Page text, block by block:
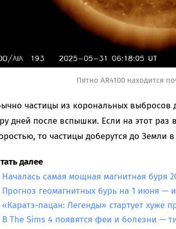
Пятно AR4100 находится
частицы из корональных выбросов
дней после вспышки. Если на этот раз
то частицы доберутся до Земли
далее
Началась самая мощная магнитная буря
Прогноз геомагнитных бурь на 1 июня —
«Каратэ-пацан: Легенды» стартует хуже
В The Sims 4 появятся феи и болезни —